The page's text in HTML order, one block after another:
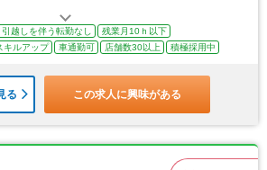
越しを伴う転勤なし
残業月10ｈ以下
キルアップ 車通勤可 店舗数30以上 積極採用中
る この求人に興味がある